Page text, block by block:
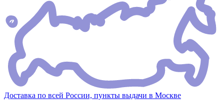
Доставка по всей России, пункты выдачи в Москве